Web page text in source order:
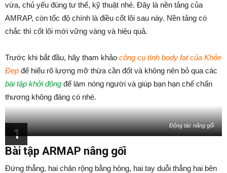
vừa, chủ yếu đúng tư thế, kỹ thuật nhé. Đây là nền tảng của
AMRAP, còn tốc độ chính là điều cốt lõi sau này. Nền tảng có
chắc thì cốt lõi mới vững vàng và hiệu quả.
Trước khi bắt đầu, hãy tham khảo công cụ tính body fat của Khỏe
Đẹp để hiểu rõ lượng mỡ thừa cần đốt và không nên bỏ qua các
bài tập khởi động để làm nóng người và giúp bạn hạn chế chấn
thương không đáng có nhé.
1
Động tác nâng gối
Bài tập ARMAP nâng gối
Đứng thẳng, hai chân rộng bằng hông, hai tay duỗi thẳng hai bên